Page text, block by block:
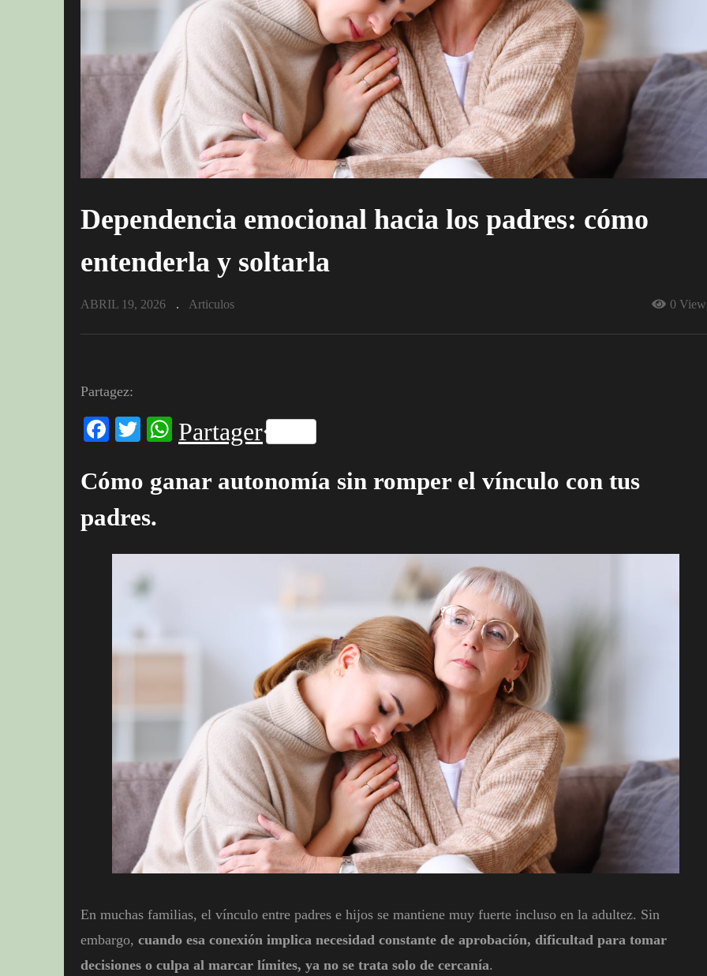
Dependencia emocional hacia los padres: cómo
entenderla y soltarla
ABRIL 19, 2026 Articulos 0
Partagez:
Facebook
Twitter
WhatsApp
Partager
Cómo ganar autonomía sin romper el vínculo con tus
padres.
En muchas familias, el vínculo entre padres e hijos se mantiene muy fuerte incluso en la adultez. Sin
embargo, cuando esa conexión implica necesidad constante de aprobación, dificultad para tomar
decisiones o culpa al marcar límites, ya no se trata solo de cercanía.